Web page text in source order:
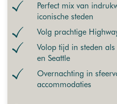
Perfect mix van
iconische steden
Volg prachtige
Volop tijd in steden
en Seattle
Overnachting in
accommodaties